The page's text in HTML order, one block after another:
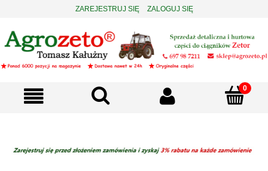
ZAREJESTRUJ SIĘ ZALOGUJ SIĘ